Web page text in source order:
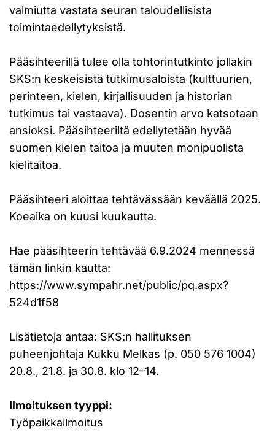
valmiutta vastata seuran taloudellisista
toimintaedellytyksistä.
Pääsihteerillä tulee olla tohtorintutkinto jollakin
SKS:n keskeisistä tutkimusaloista (kulttuurien,
perinteen, kielen, kirjallisuuden ja historian
tutkimus tai vastaava). Dosentin arvo katsotaan
ansioksi. Pääsihteeriltä edellytetään hyvää
suomen kielen taitoa ja muuten monipuolista
kielitaitoa.
Pääsihteeri aloittaa tehtävässään keväällä 2025.
Koeaika on kuusi kuukautta.
Hae pääsihteerin tehtävää 6.9.2024 mennessä
tämän linkin kautta:
https://www.sympahr.net/public/pq.aspx?
524d1f58
Lisätietoja antaa: SKS:n hallituksen
puheenjohtaja Kukku Melkas (p. 050 576 1004)
20.8., 21.8. ja 30.8. klo 12–14.
Ilmoituksen tyyppi:
Työpaikkailmoitus